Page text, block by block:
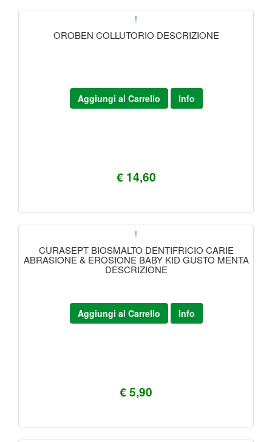
!
OROBEN COLLUTORIO DESCRIZIONE
€ 14,60
Aggiungi al Carrello Info
!
CURASEPT BIOSMALTO DENTIFRICIO CARIE
ABRASIONE & EROSIONE BABY KID GUSTO MENTA
DESCRIZIONE
€ 5,90
Aggiungi al Carrello Info